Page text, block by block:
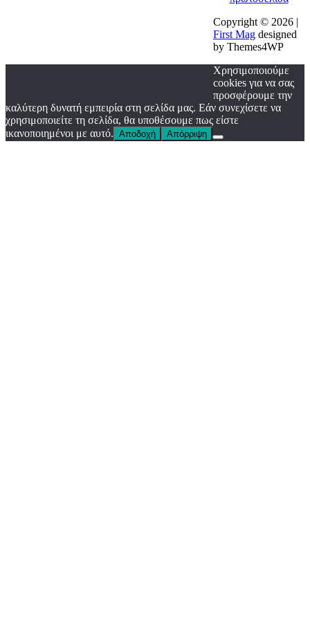
Copyright © 2026 |
First Mag designed
by Themes4WP
Χρησιμοποιούμε
cookies για να σας
προσφέρουμε την
καλύτερη δυνατή εμπειρία στη σελίδα μας. Εάν συνεχίσετε να
χρησιμοποιείτε τη σελίδα, θα υποθέσουμε πως είστε
ικανοποιημένοι με αυτό. Αποδοχή Απόρριψη